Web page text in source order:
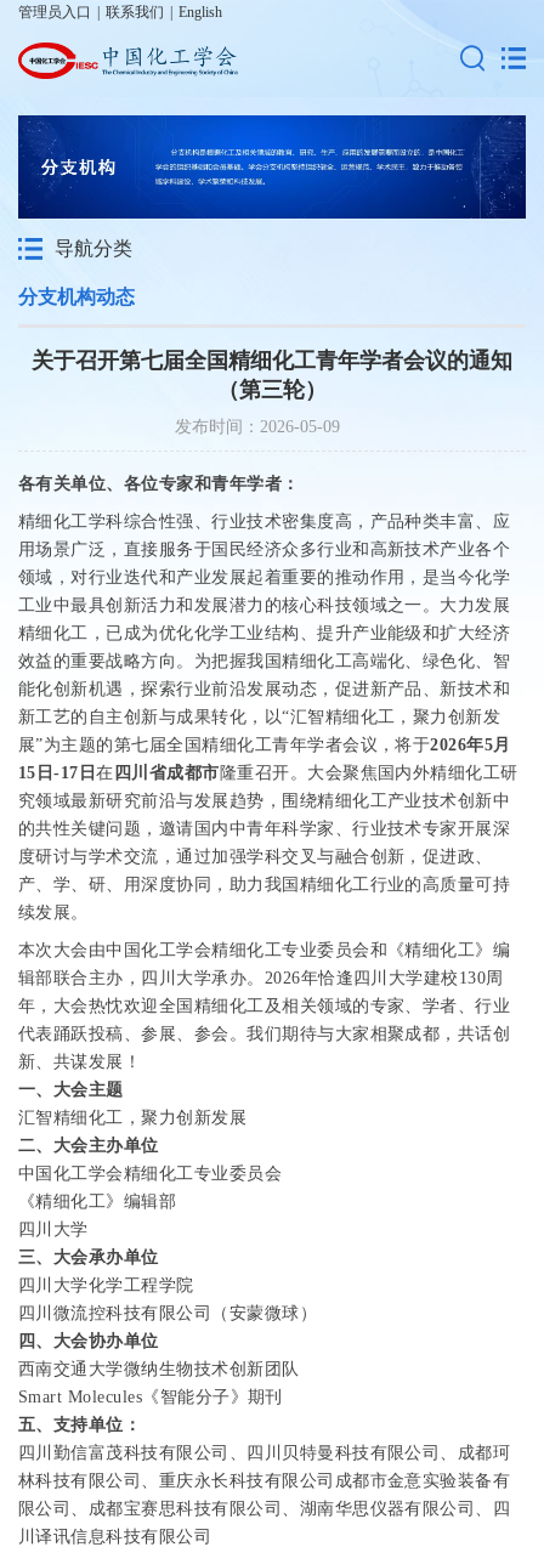
管理员入口 联系我们 English
导航分类
分支机构动态
关于召开第七届全国精细化工青年学者会议的通知
（第三轮）
发布时间：2026-05-09
各有关单位、各位专家和青年学者：
精细化工学科综合性强、行业技术密集度高，产品种类丰富、应
用场景广泛，直接服务于国民经济众多行业和高新技术产业各个
领域，对行业迭代和产业发展起着重要的推动作用，是当今化学
工业中最具创新活力和发展潜力的核心科技领域之一。大力发展
精细化工，已成为优化化学工业结构、提升产业能级和扩大经济
效益的重要战略方向。为把握我国精细化工高端化、绿色化、智
能化创新机遇，探索行业前沿发展动态，促进新产品、新技术和
新工艺的自主创新与成果转化，以“汇智精细化工，聚力创新发
展”为主题的第七届全国精细化工青年学者会议，将于2026年5月
15 日-17 日在 四川省成都市 隆重召开。大会聚焦国内外精细化工研
究领域最新研究前沿与发展趋势，围绕精细化工产业技术创新中
的共性关键问题，邀请国内中青年科学家、行业技术专家开展深
度研讨与学术交流，通过加强学科交叉与融合创新，促进政、
产、学、研、用深度协同，助力我国精细化工行业的高质量可持
续发展。
本次大会由中国化工学会精细化工专业委员会和《精细化工》编
辑部联合主办，四川大学承办。 2026年恰逢四川大学建校 130周
年，大会热忱欢迎全国精细化工及相关领域的专家、学者、行业
代表踊跃投稿、参展、参会。我们期待与大家相聚成都，共话创
新、共谋发展！
一、大会主题
汇智精细化工，聚力创新发展
二、大会主办单位
中国化工学会精细化工专业委员会
《精细化工》编辑部
四川大学
三、大会承办单位
四川大学化学工程学院
四川微流控科技有限公司（安蒙微球）
四、大会协办单位
西南交通大学微纳生物技术创新团队
Smart Molecules 《智能分子》期刊
五、支持单位：
四川勤信富茂科技有限公司、四川贝特曼科技有限公司、成都珂
林科技有限公司、重庆永长科技有限公司成都市金意实验装备有
限公司、成都宝赛思科技有限公司、湖南华思仪器有限公司、四
川译讯信息科技有限公司